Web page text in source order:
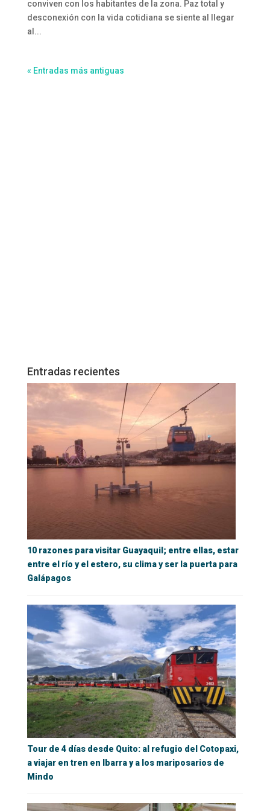
conviven con los habitantes de la zona. Paz total y
desconexión con la vida cotidiana se siente al llegar
al...
« Entradas más antiguas
Entradas recientes
10 razones para visitar Guayaquil; entre ellas, estar
entre el río y el estero, su clima y ser la puerta para
Galápagos
Tour de 4 días desde Quito: al refugio del Cotopaxi,
a viajar en tren en Ibarra y a los mariposarios de
Mindo